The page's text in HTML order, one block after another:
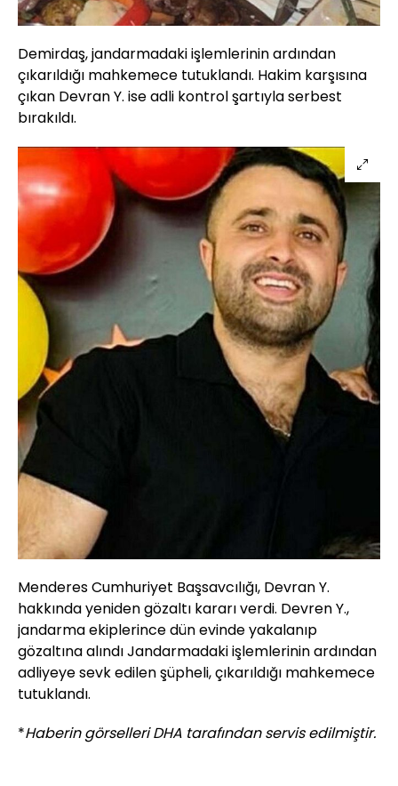
Demirdaş, jandarmadaki işlemlerinin ardından
çıkarıldığı mahkemece tutuklandı. Hakim karşısına
çıkan Devran Y. ise adli kontrol şartıyla serbest
bırakıldı.
Menderes Cumhuriyet Başsavcılığı, Devran Y.
hakkında yeniden gözaltı kararı verdi. Devren Y.,
jandarma ekiplerince dün evinde yakalanıp
gözaltına alındı Jandarmadaki işlemlerinin ardından
adliyeye sevk edilen şüpheli, çıkarıldığı mahkemece
tutuklandı.
*Haberin görselleri DHA tarafından servis edilmiştir.